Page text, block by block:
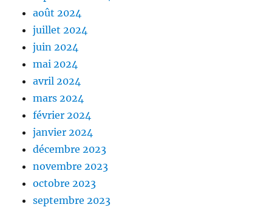
août 2024
juillet 2024
juin 2024
mai 2024
avril 2024
mars 2024
février 2024
janvier 2024
décembre 2023
novembre 2023
octobre 2023
septembre 2023